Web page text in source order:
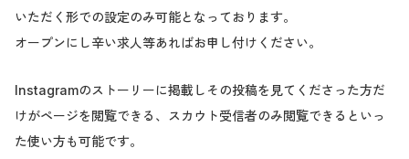
いただく形での設定のみ可能となっております。
オープンにし辛い求人等あればお申し付けください。
Instagramのストーリーに掲載しその投稿を見てくださった方だ
けがページを閲覧できる、スカウト受信者のみ閲覧できるといっ
た使い方も可能です。